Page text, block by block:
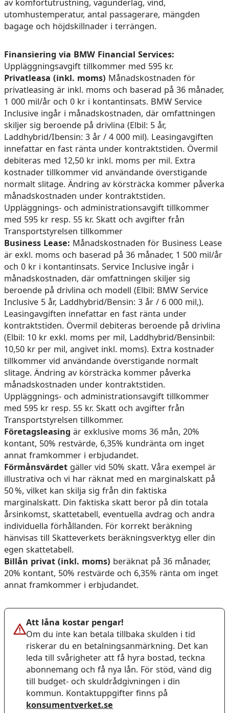
av komfortutrustning, vägunderlag, vind,
utomhustemperatur, antal passagerare, mängden
bagage och höjdskillnader i terrängen.
Finansiering via BMW Financial Services:
Uppläggningsavgift tillkommer med 595 kr.
Privatleasa (inkl. moms) Månadskostnaden för
privatleasing är inkl. moms och baserad på 36 månader,
1 000 mil/år och 0 kr i kontantinsats. BMW Service
Inclusive ingår i månadskostnaden, där omfattningen
skiljer sig beroende på drivlina (Elbil: 5 år,
Laddhybrid/Ibensin: 3 år / 4 000 mil). Leasingavgiften
innefattar en fast ränta under kontraktstiden. Övermil
debiteras med 12,50 kr inkl. moms per mil. Extra
kostnader tillkommer vid användande överstigande
normalt slitage. Ändring av körsträcka kommer påverka
månadskostnaden under kontraktstiden.
Uppläggnings- och administrationsavgift tillkommer
med 595 kr resp. 55 kr. Skatt och avgifter från
Transportstyrelsen tillkommer
Business Lease: Månadskostnaden för Business Lease
är exkl. moms och baserad på 36 månader, 1 500 mil/år
och 0 kr i kontantinsats. Service Inclusive ingår i
månadskostnaden, där omfattningen skiljer sig
beroende på drivlina och modell (Elbil: BMW Service
Inclusive 5 år, Laddhybrid/Bensin: 3 år / 6 000 mil,).
Leasingavgiften innefattar en fast ränta under
kontraktstiden. Övermil debiteras beroende på drivlina
(Elbil: 10 kr exkl. moms per mil, Laddhybrid/Bensinbil:
10,50 kr per mil, angivet inkl. moms). Extra kostnader
tillkommer vid användande överstigande normalt
slitage. Ändring av körsträcka kommer påverka
månadskostnaden under kontraktstiden.
Uppläggnings- och administrationsavgift tillkommer
med 595 kr resp. 55 kr. Skatt och avgifter från
Transportstyrelsen tillkommer.
Företagsleasing är exklusive moms 36 mån, 20%
kontant, 50% restvärde, 6,35% kundränta om inget
annat framkommer i erbjudandet.
Förmånsvärdet gäller vid 50% skatt. Våra exempel är
illustrativa och vi har räknat med en marginalskatt på
50 %, vilket kan skilja sig från din faktiska
marginalskatt. Din faktiska skatt beror på din totala
årsinkomst, skattetabell, eventuella avdrag och andra
individuella förhållanden. För korrekt beräkning
hänvisas till Skatteverkets beräkningsverktyg eller din
egen skattetabell.
Billån privat (inkl. moms) beräknat på 36 månader,
20% kontant, 50% restvärde och 6,35% ränta om inget
annat framkommer i erbjudandet.
Att låna kostar pengar!
Om du inte kan betala tillbaka skulden i tid
riskerar du en betalningsanmärkning. Det kan
leda till svårigheter att få hyra bostad, teckna
abonnemang och få nya lån. För stöd, vänd dig
till budget- och skuldrådgivningen i din
kommun. Kontaktuppgifter finns på
konsumentverket.se